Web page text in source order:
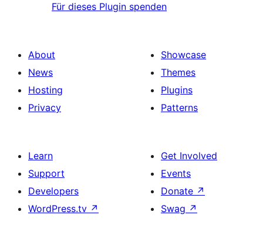
Für dieses Plugin spenden
About
News
Hosting
Privacy
Showcase
Themes
Plugins
Patterns
Learn
Support
Developers
WordPress.tv ↗
Get Involved
Events
Donate ↗
Swag ↗